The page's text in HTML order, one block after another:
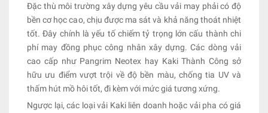
Đặc thù môi trường xây dựng yêu cầu vải may phải có độ
bền cơ học cao, chịu được ma sát và khả năng thoát nhiệt
tốt. Đây chính là yếu tố chiếm tỷ trọng lớn cấu thành chi
phí may đồng phục công nhân xây dựng. Các dòng vải
cao cấp như Pangrim Neotex hay Kaki Thành Công sở
hữu ưu điểm vượt trội về độ bền màu, chống tia UV và
thấm hút mồ hôi tốt, đi kèm với mức giá tương xứng.
Ngược lại, các loại vải Kaki liên doanh hoặc vải pha có giá